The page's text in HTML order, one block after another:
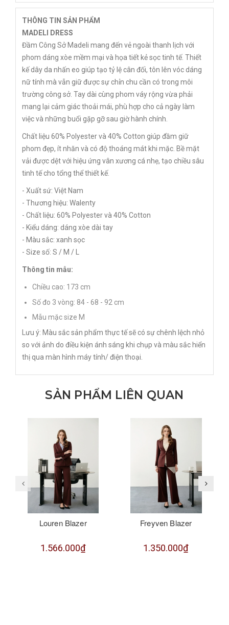
THÔNG TIN SẢN PHẨM
MADELI DRESS
Đầm Công Sở Madeli mang đến vẻ ngoài thanh lịch với
phom dáng xòe mềm mại và họa tiết kẻ sọc tinh tế. Thiết
kế dây da nhấn eo giúp tạo tỷ lệ cân đối, tôn lên vóc dáng
nữ tính mà vẫn giữ được sự chỉn chu cần có trong môi
trường công sở. Tay dài cùng phom váy rộng vừa phải
mang lại cảm giác thoải mái, phù hợp cho cả ngày làm
việc và những buổi gặp gỡ sau giờ hành chính.
Chất liệu 60% Polyester và 40% Cotton giúp đầm giữ
phom đẹp, ít nhăn và có độ thoáng mát khi mặc. Bề mặt
vải được dệt với hiệu ứng vân xương cá nhẹ, tạo chiều sâu
tinh tế cho tổng thể thiết kế.
- Xuất sứ: Việt Nam
- Thương hiệu: Walenty
- Chất liệu: 60% Polyester và 40% Cotton
- Kiểu dáng: dáng xòe dài tay
- Màu sắc: xanh sọc
- Size số: S / M / L
Thông tin mẫu:
Chiều cao: 173 cm
Số đo 3 vòng: 84 - 68 - 92 cm
Mẫu mặc size M
Lưu ý: Màu sắc sản phẩm thực tế sẽ có sự chênh lệch nhỏ
so với ảnh do điều kiện ánh sáng khi chụp và màu sắc hiển
thị qua màn hình máy tính/ điện thoại.
SẢN PHẨM LIÊN QUAN
Louren Blazer
1.566.000₫
Freyven Blazer
1.350.000₫